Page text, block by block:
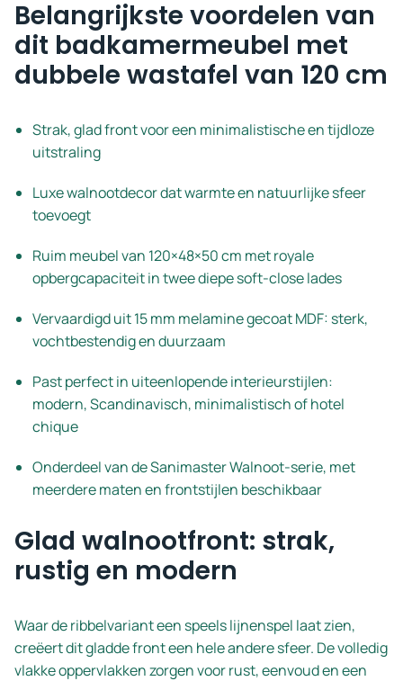
Belangrijkste voordelen van
dit badkamermeubel met
dubbele wastafel van 120 cm
Strak, glad front voor een minimalistische en tijdloze
uitstraling
Luxe walnootdecor dat warmte en natuurlijke sfeer
toevoegt
Ruim meubel van 120×48×50 cm met royale
opbergcapaciteit in twee diepe soft-close lades
Vervaardigd uit 15 mm melamine gecoat MDF: sterk,
vochtbestendig en duurzaam
Past perfect in uiteenlopende interieurstijlen:
modern, Scandinavisch, minimalistisch of hotel
chique
Onderdeel van de Sanimaster Walnoot-serie, met
meerdere maten en frontstijlen beschikbaar
Glad walnootfront: strak,
rustig en modern
Waar de ribbelvariant een speels lijnenspel laat zien,
creëert dit gladde front een hele andere sfeer. De volledig
vlakke oppervlakken zorgen voor rust, eenvoud en een